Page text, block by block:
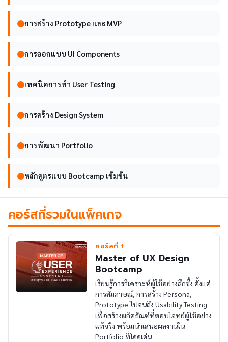
การสร้าง Prototype และ MVP
การออกแบบ UI Components
เทคนิคการทำ User Testing
การสร้าง Design System
การพัฒนา Portfolio
หลักสูตรแบบ Bootcamp เข้มข้น
คอร์สที่รวมในแพ็คเกจ
คอร์สที่ 1
Master of UX Design
Bootcamp
เรียนรู้การวิเคราะห์ผู้ใช้อย่างลึกซึ้ง ตั้งแต่
การสัมภาษณ์, การสร้าง Persona,
Prototype ไปจนถึง Usability Testing
เพื่อสร้างผลิตภัณฑ์ที่ตอบโจทย์ผู้ใช้อย่าง
แท้จริง พร้อมนำเสนอผลงานใน
Portfolio ที่โดดเด่น